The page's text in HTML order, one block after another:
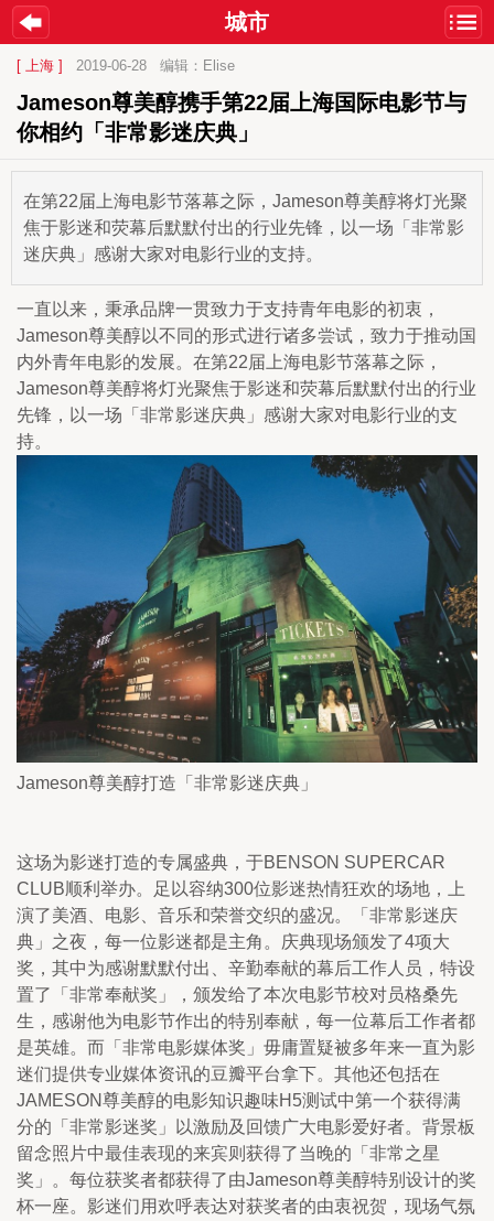
城市
[ 上海 ] 2019-06-28 编辑：Elise
Jameson尊美醇携手第22届上海国际电影节与
你相约「非常影迷庆典」
在第22届上海电影节落幕之际，Jameson尊美醇将灯光聚
焦于影迷和荧幕后默默付出的行业先锋，以一场「非常影
迷庆典」感谢大家对电影行业的支持。
一直以来，秉承品牌一贯致力于支持青年电影的初衷，
Jameson尊美醇以不同的形式进行诸多尝试，致力于推动国
内外青年电影的发展。在第22届上海电影节落幕之际，
Jameson尊美醇将灯光聚焦于影迷和荧幕后默默付出的行业
先锋，以一场「非常影迷庆典」感谢大家对电影行业的支
持。
Jameson尊美醇打造「非常影迷庆典」
这场为影迷打造的专属盛典，于BENSON SUPERCAR
CLUB顺利举办。足以容纳300位影迷热情狂欢的场地，上
演了美酒、电影、音乐和荣誉交织的盛况。「非常影迷庆
典」之夜，每一位影迷都是主角。庆典现场颁发了4项大
奖，其中为感谢默默付出、辛勤奉献的幕后工作人员，特设
置了「非常奉献奖」，颁发给了本次电影节校对员格桑先
生，感谢他为电影节作出的特别奉献，每一位幕后工作者都
是英雄。而「非常电影媒体奖」毋庸置疑被多年来一直为影
迷们提供专业媒体资讯的豆瓣平台拿下。其他还包括在
JAMESON尊美醇的电影知识趣味H5测试中第一个获得满
分的「非常影迷奖」以激励及回馈广大电影爱好者。背景板
留念照片中最佳表现的来宾则获得了当晚的「非常之星
奖」。每位获奖者都获得了由Jameson尊美醇特别设计的奖
杯一座。影迷们用欢呼表达对获奖者的由衷祝贺，现场气氛